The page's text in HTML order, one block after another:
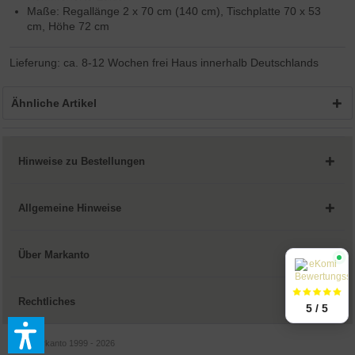
Maße: Regallänge 2 x 70 cm (140 cm), Tischplatte 70 x 53
cm, Höhe 72 cm
Lieferung: ca. 8-12 Wochen frei Haus innerhalb Deutschlands
Ähnliche Artikel
Hinweise zu Bestellungen
Allgemeine Hinweise
Über Markanto
Rechtliches
© by Markanto 1999 - 2026
5 / 5